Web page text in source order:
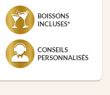
BOISSONS
INCLUSES*
CONSEILS
PERSONNALISÉS